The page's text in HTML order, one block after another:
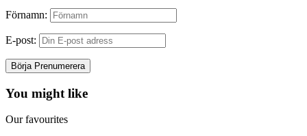
Förnamn:
E-post:
You might like
Our favourites